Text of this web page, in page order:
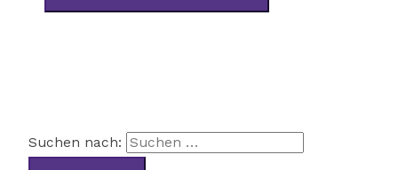
Suchen nach: